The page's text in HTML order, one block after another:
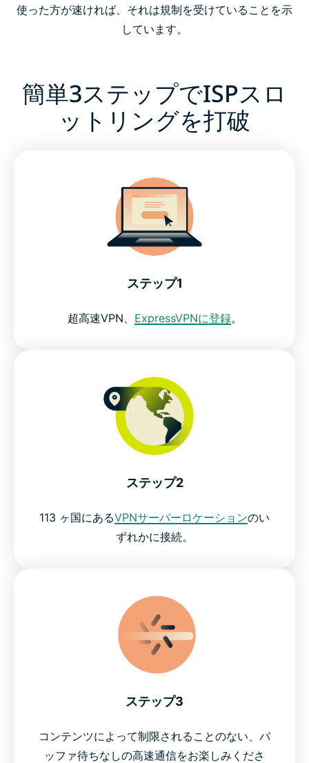
使った方が速ければ、それは規制を受けていることを示
しています。
簡単3ステップでISPスロ
ットリングを打破
ステップ1
超高速VPN、 ExpressVPNに登録。
ステップ2
113 ヶ国にあるVPNサーバーロケーションのい
ずれかに接続。
ステップ3
コンテンツによって制限されることのない、バ
ッファ待ちなしの高速通信をお楽しみくださ